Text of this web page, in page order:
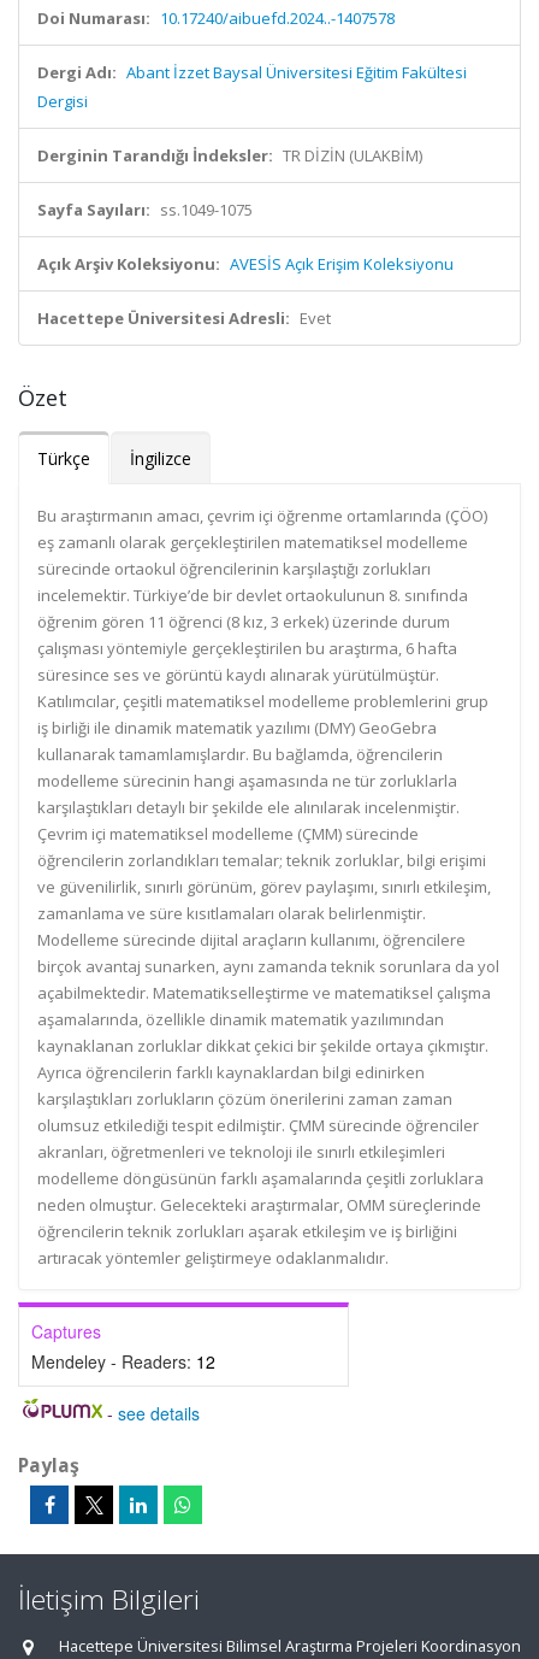
Doi Numarası: 10.17240/aibuefd.2024..-1407578
Dergi Adı: Abant İzzet Baysal Üniversitesi Eğitim Fakültesi
Dergisi
Derginin Tarandığı İndeksler: TR DİZİN (ULAKBİM)
Sayfa Sayıları: ss.1049-1075
Açık Arşiv Koleksiyonu: AVESİS Açık Erişim Koleksiyonu
Hacettepe Üniversitesi Adresli: Evet
Özet
Türkçe İngilizce
Bu araştırmanın amacı, çevrim içi öğrenme ortamlarında (ÇÖO)
eş zamanlı olarak gerçekleştirilen matematiksel modelleme
sürecinde ortaokul öğrencilerinin karşılaştığı zorlukları
incelemektir. Türkiye’de bir devlet ortaokulunun 8. sınıfında
öğrenim gören 11 öğrenci (8 kız, 3 erkek) üzerinde durum
çalışması yöntemiyle gerçekleştirilen bu araştırma, 6 hafta
süresince ses ve görüntü kaydı alınarak yürütülmüştür.
Katılımcılar, çeşitli matematiksel modelleme problemlerini grup
iş birliği ile dinamik matematik yazılımı (DMY) GeoGebra
kullanarak tamamlamışlardır. Bu bağlamda, öğrencilerin
modelleme sürecinin hangi aşamasında ne tür zorluklarla
karşılaştıkları detaylı bir şekilde ele alınılarak incelenmiştir.
Çevrim içi matematiksel modelleme (ÇMM) sürecinde
öğrencilerin zorlandıkları temalar; teknik zorluklar, bilgi erişimi
ve güvenilirlik, sınırlı görünüm, görev paylaşımı, sınırlı etkileşim,
zamanlama ve süre kısıtlamaları olarak belirlenmiştir.
Modelleme sürecinde dijital araçların kullanımı, öğrencilere
birçok avantaj sunarken, aynı zamanda teknik sorunlara da yol
açabilmektedir. Matematikselleştirme ve matematiksel çalışma
aşamalarında, özellikle dinamik matematik yazılımından
kaynaklanan zorluklar dikkat çekici bir şekilde ortaya çıkmıştır.
Ayrıca öğrencilerin farklı kaynaklardan bilgi edinirken
karşılaştıkları zorlukların çözüm önerilerini zaman zaman
olumsuz etkilediği tespit edilmiştir. ÇMM sürecinde öğrenciler
akranları, öğretmenleri ve teknoloji ile sınırlı etkileşimleri
modelleme döngüsünün farklı aşamalarında çeşitli zorluklara
neden olmuştur. Gelecekteki araştırmalar, OMM süreçlerinde
öğrencilerin teknik zorlukları aşarak etkileşim ve iş birliğini
artıracak yöntemler geliştirmeye odaklanmalıdır.
Captures
Mendeley - Readers: 12
- see details
Paylaş
İletişim Bilgileri
Hacettepe Üniversitesi Bilimsel Araştırma Projeleri Koordinasyon